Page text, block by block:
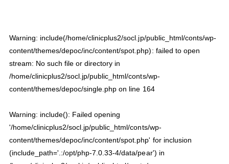
Warning: include(/home/clinicplus2/socl.jp/public_html/conts/wp-
content/themes/depoc/inc/content/spot.php): failed to open
stream: No such file or directory in
/home/clinicplus2/socl.jp/public_html/conts/wp-
content/themes/depoc/single.php on line 164
Warning: include(): Failed opening
'/home/clinicplus2/socl.jp/public_html/conts/wp-
content/themes/depoc/inc/content/spot.php' for inclusion
(include_path='.:/opt/php-7.0.33-4/data/pear') in